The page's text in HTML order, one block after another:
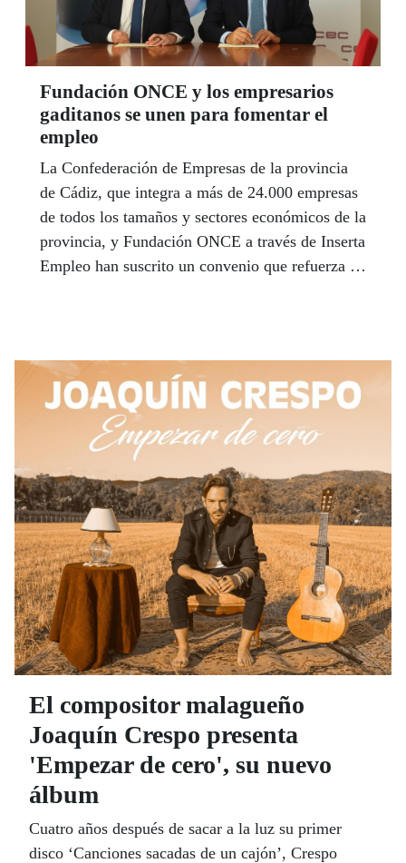
Fundación ONCE y los empresarios
gaditanos se unen para fomentar el
empleo
La Confederación de Empresas de la provincia
de Cádiz, que integra a más de 24.000 empresas
de todos los tamaños y sectores económicos de la
provincia, y Fundación ONCE a través de Inserta
Empleo han suscrito un convenio que refuerza su
El compositor malagueño
Joaquín Crespo presenta
'Empezar de cero', su nuevo
álbum
Cuatro años después de sacar a la luz su primer
disco ‘Canciones sacadas de un cajón’, Crespo